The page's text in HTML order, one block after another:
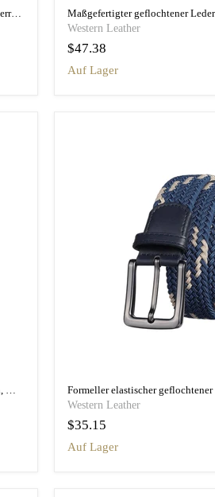
Handgefertigter elastischer geflochtener Gürtel für Herren, Modell Dato
Western Leather
$47.38
auf Lager
Preiswerter elastischer geflochtener Gürtel für Herren, Modell Kameron
Western Leather
$35.15
auf Lager